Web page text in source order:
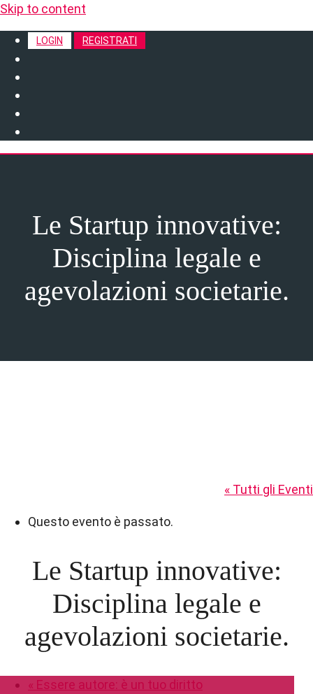
Skip to content
LOGIN REGISTRATI
Le Startup innovative:
Disciplina legale e
agevolazioni societarie.
« Tutti gli Eventi
Questo evento è passato.
Le Startup innovative:
Disciplina legale e
agevolazioni societarie.
« Essere autore: è un tuo diritto